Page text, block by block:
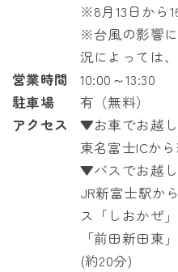
※8月13日から
※台風の影響
況によっては
営業時間
10:00～13:30
駐車場
有（無料）
アクセス
▼お車でお越
東名富士ICか
▼バスでお越
JR新富士駅から
ス「しおかぜ」
「前田新田東
(約20分)